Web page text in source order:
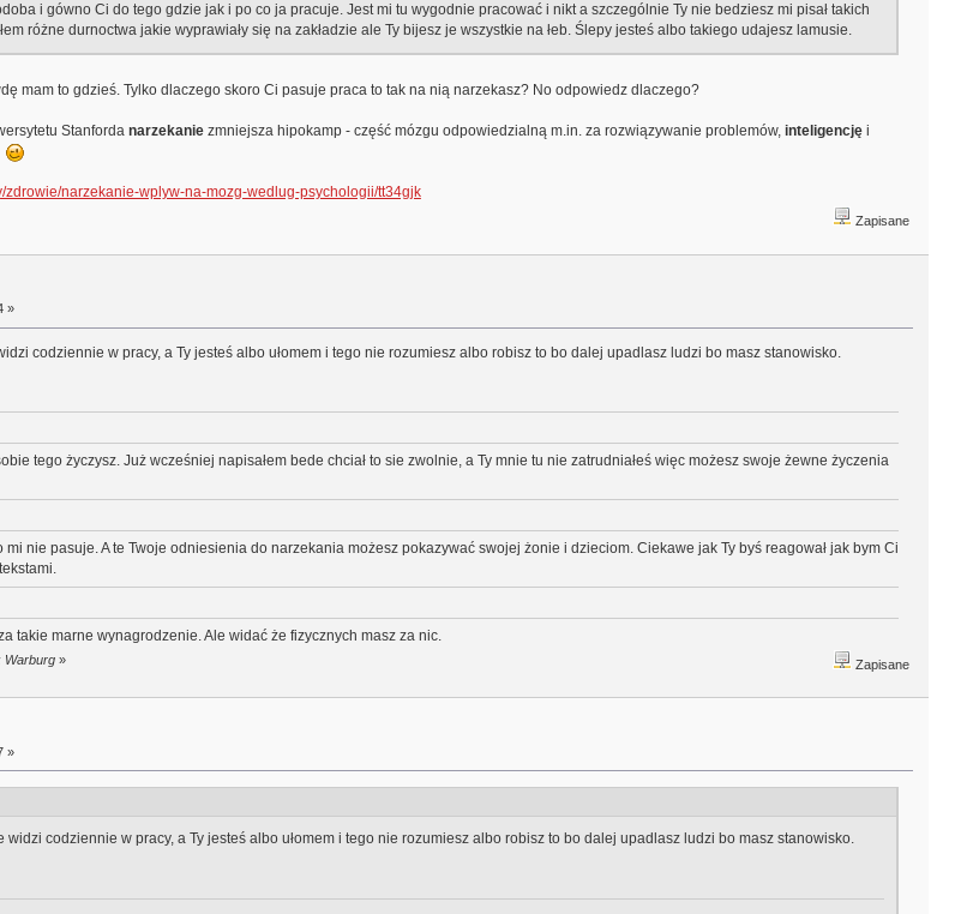
i gówno Ci do tego gdzie jak i po co ja pracuje. Jest mi tu wygodnie pracować i nikt a szczególnie Ty nie bedziesz mi pisał takich
różne durnoctwa jakie wyprawiały się na zakładzie ale Ty bijesz je wszystkie na łeb. Ślepy jesteś albo takiego udajesz lamusie.
mam to gdzieś. Tylko dlaczego skoro Ci pasuje praca to tak na nią narzekasz? No odpowiedz dlaczego?
Stanforda narzekaniezmniejsza hipokamp - część mózgu odpowiedzialną m.in. za rozwiązywanie problemów, inteligencjęi
zdrowie/narzekanie-wplyw-na-mozg-wedlug-psychologii/tt34gjk
Zapisane
»
codziennie w pracy, a Ty jesteś albo ułomem i tego nie rozumiesz albo robisz to bo dalej upadlasz ludzi bo masz stanowisko.
tego życzysz. Już wcześniej napisałem bede chciał to sie zwolnie, a Ty mnie tu nie zatrudniałeś więc możesz swoje żewne życzenia
nie pasuje. A te Twoje odniesienia do narzekania możesz pokazywać swojej żonie i dzieciom. Ciekawe jak Ty byś reagował jak bym Ci
takie marne wynagrodzenie. Ale widać że fizycznych masz za nic.
Warburg» Zapisane
»
codziennie w pracy, a Ty jesteś albo ułomem i tego nie rozumiesz albo robisz to bo dalej upadlasz ludzi bo masz stanowisko.